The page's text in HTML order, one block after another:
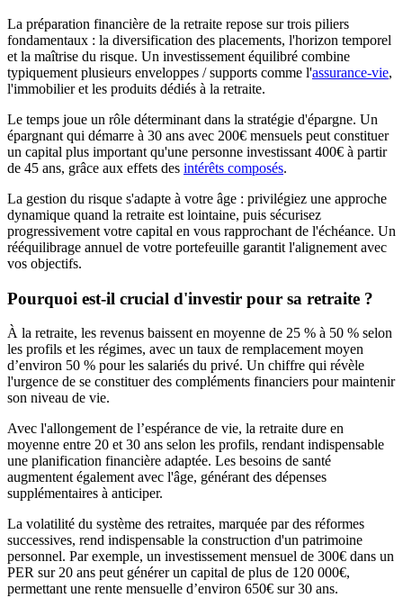
La préparation financière de la retraite repose sur trois piliers
fondamentaux : la diversification des placements, l'horizon temporel
et la maîtrise du risque. Un investissement équilibré combine
typiquement plusieurs enveloppes / supports comme l'assurance-vie,
l'immobilier et les produits dédiés à la retraite.
Le temps joue un rôle déterminant dans la stratégie d'épargne. Un
épargnant qui démarre à 30 ans avec 200€ mensuels peut constituer
un capital plus important qu'une personne investissant 400€ à partir
de 45 ans, grâce aux effets des intérêts composés.
La gestion du risque s'adapte à votre âge : privilégiez une approche
dynamique quand la retraite est lointaine, puis sécurisez
progressivement votre capital en vous rapprochant de l'échéance. Un
rééquilibrage annuel de votre portefeuille garantit l'alignement avec
vos objectifs.
Pourquoi est-il crucial d'investir pour sa retraite ?
À la retraite, les revenus baissent en moyenne de 25 % à 50 % selon
les profils et les régimes, avec un taux de remplacement moyen
d’environ 50 % pour les salariés du privé. Un chiffre qui révèle
l'urgence de se constituer des compléments financiers pour maintenir
son niveau de vie.
Avec l'allongement de l’espérance de vie, la retraite dure en
moyenne entre 20 et 30 ans selon les profils, rendant indispensable
une planification financière adaptée. Les besoins de santé
augmentent également avec l'âge, générant des dépenses
supplémentaires à anticiper.
La volatilité du système des retraites, marquée par des réformes
successives, rend indispensable la construction d'un patrimoine
personnel. Par exemple, un investissement mensuel de 300€ dans un
PER sur 20 ans peut générer un capital de plus de 120 000€,
permettant une rente mensuelle d’environ 650€ sur 30 ans.